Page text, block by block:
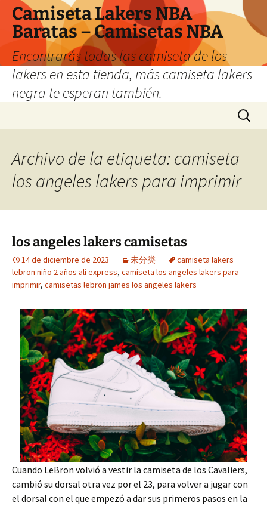
Camiseta Lakers NBA
Baratas – Camisetas NBA
Encontrarás todas las camiseta de los
lakers en esta tienda, más camiseta lakers
negra te esperan también.
Buscar:
Archivo de la etiqueta: camiseta
los angeles lakers para imprimir
los angeles lakers camisetas
14 de diciembre de 2023 未分类
camiseta lakers
lebron niño 2 años ali express, camiseta los angeles lakers para
imprimir, camisetas lebron james los angeles lakers
Cuando LeBron volvió a vestir la camiseta de los Cavaliers,
cambió su dorsal otra vez por el 23, para volver a jugar con
el dorsal con el que empezó a dar sus primeros pasos en la